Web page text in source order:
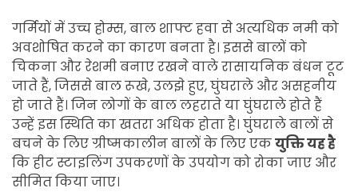
गर्मियों में उच्च होम्स, बाल शाफ्ट हवा से अत्यधिक नमी को
अवशोषित करने का कारण बनता है। इससे बालों को
चिकना और रेशमी बनाए रखने वाले रासायनिक बंधन टूट
जाते हैं, जिससे बाल रूखे, उलझे हुए, घुंघराले और असहनीय
हो जाते हैं। जिन लोगों के बाल लहराते या घुंघराले होते हैं
उन्हें इस स्थिति का खतरा अधिक होता है। घुंघराले बालों से
बचने के लिए ग्रीष्मकालीन बालों के लिए एकयुक्ति यह है
कि हीट स्टाइलिंग उपकरणों के उपयोग को रोका जाए और
सीमित किया जाए।